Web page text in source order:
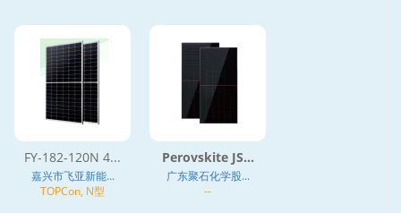
FY-182-120N 4...
嘉兴市飞亚新能...
TOPCon, N型
Perovskite JS...
广东聚石化学股...
--